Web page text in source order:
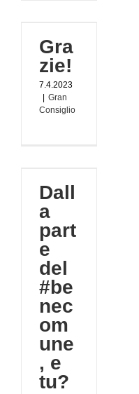
Gra
zie!
7.4.2023
Gran
Consiglio
Dall
a
part
e
del
#be
nec
om
une
, e
tu?